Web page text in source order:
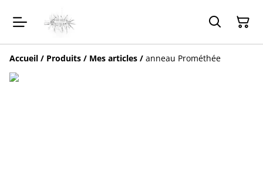
Accueil / Produits / Mes articles / anneau Prométhée